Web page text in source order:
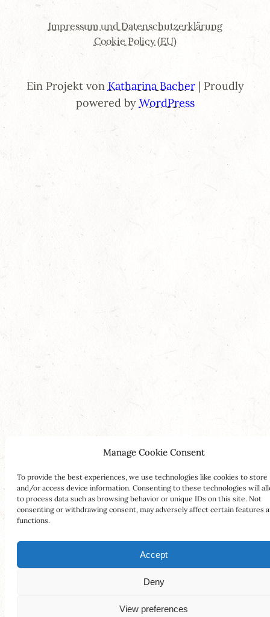
Manage Cookie Consent
To provide the best experiences, we use technologies like cookies to store
and/or access device information. Consenting to these technologies will
to process data such as browsing behavior or unique IDs on this site. Not
consenting or withdrawing consent, may adversely affect certain features
functions.
Accept
Deny
View preferences
Impressum und Datenschutzerklärung
Cookie Policy (EU)
Ein Projekt von Katharina Bacher| Proudly
powered by WordPress